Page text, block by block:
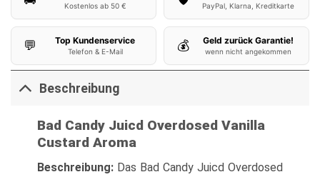
Kostenlos ab 50 € PayPal, Klarna, Kreditkarte
💬 Top Kundenservice
Telefon & E-Mail 💰 Geld zurück Garantie!
wenn nicht angekommen
Beschreibung
Bad Candy Juicd Overdosed Vanilla
Custard Aroma
Beschreibung:Das Bad Candy Juicd Overdosed